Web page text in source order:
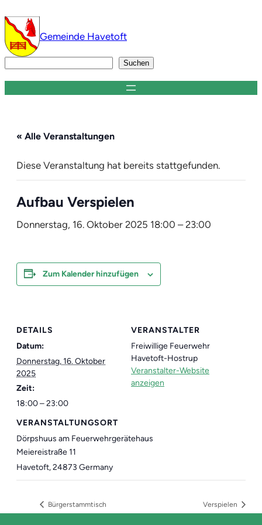
Gemeinde Havetoft
Suchen
« Alle Veranstaltungen
Diese Veranstaltung hat bereits stattgefunden.
Aufbau Verspielen
Donnerstag, 16. Oktober 2025 18:00 –23:00
Zum Kalender hinzufügen
DETAILS
Datum:
Donnerstag, 16. Oktober
2025
Zeit:
18:00 – 23:00
VERANSTALTUNGSORT
Dörpshuus am Feuerwehrgerätehaus
Meiereistraße 11
Havetoft,24873 Germany
VERANSTALTER
Freiwillige Feuerwehr
Havetoft-Hostrup
Veranstalter-Website
anzeigen
Bürgerstammtisch Verspielen